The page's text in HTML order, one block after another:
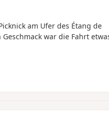
am Ufer des Étang de
war die Fahrt